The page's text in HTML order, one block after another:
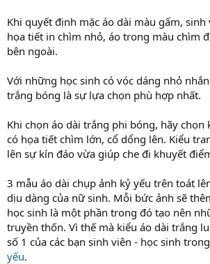
Khi quyết định mặc áo dài màu gấm, sinh
họa tiết in chìm nhỏ, áo trong màu chìm
bên ngoài.
Với những học sinh có vóc dáng nhỏ
trắng bóng là sự lựa chọn phù hợp nhất.
Khi chọn áo dài trắng phi bóng, hãy chọn
có họa tiết chìm lớn, cổ dổng lên. Kiểu
lên sự kín đáo vừa giúp che đi khuyết
3 mẫu áo dài chụp ảnh kỷ yếu trên toát
dịu dàng của nữ sinh. Mỗi bức ảnh sẽ
học sinh là một phần trong đó tạo nên
truyền thốn. Vì thế mà kiểu áo dài trắng
số 1 của các bạn sinh viên - học sinh
yếu.